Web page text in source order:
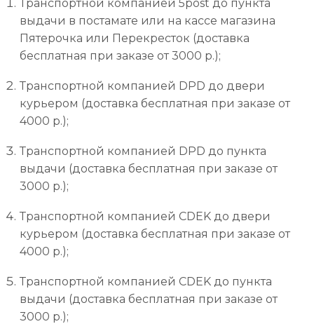
Транспортной компанией 5post до пункта
выдачи в постамате или на кассе магазина
Пятерочка или Перекресток (доставка
бесплатная при заказе от 3000 р.);
Транспортной компанией DPD до двери
курьером (доставка бесплатная при заказе от
4000 р.);
Транспортной компанией DPD до пункта
выдачи (доставка бесплатная при заказе от
3000 р.);
Транспортной компанией CDEK до двери
курьером (доставка бесплатная при заказе от
4000 р.);
Транспортной компанией CDEK до пункта
выдачи (доставка бесплатная при заказе от
3000 р.);